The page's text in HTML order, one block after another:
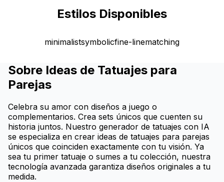
Estilos Disponibles
minimalistsymbolicfine-linematching
Sobre Ideas de Tatuajes para
Parejas
Celebra su amor con diseños a juego o
complementarios. Crea sets únicos que cuenten su
historia juntos. Nuestro generador de tatuajes con IA
se especializa en crear ideas de tatuajes para parejas
únicos que coinciden exactamente con tu visión. Ya
sea tu primer tatuaje o sumes a tu colección, nuestra
tecnología avanzada garantiza diseños originales a tu
medida.